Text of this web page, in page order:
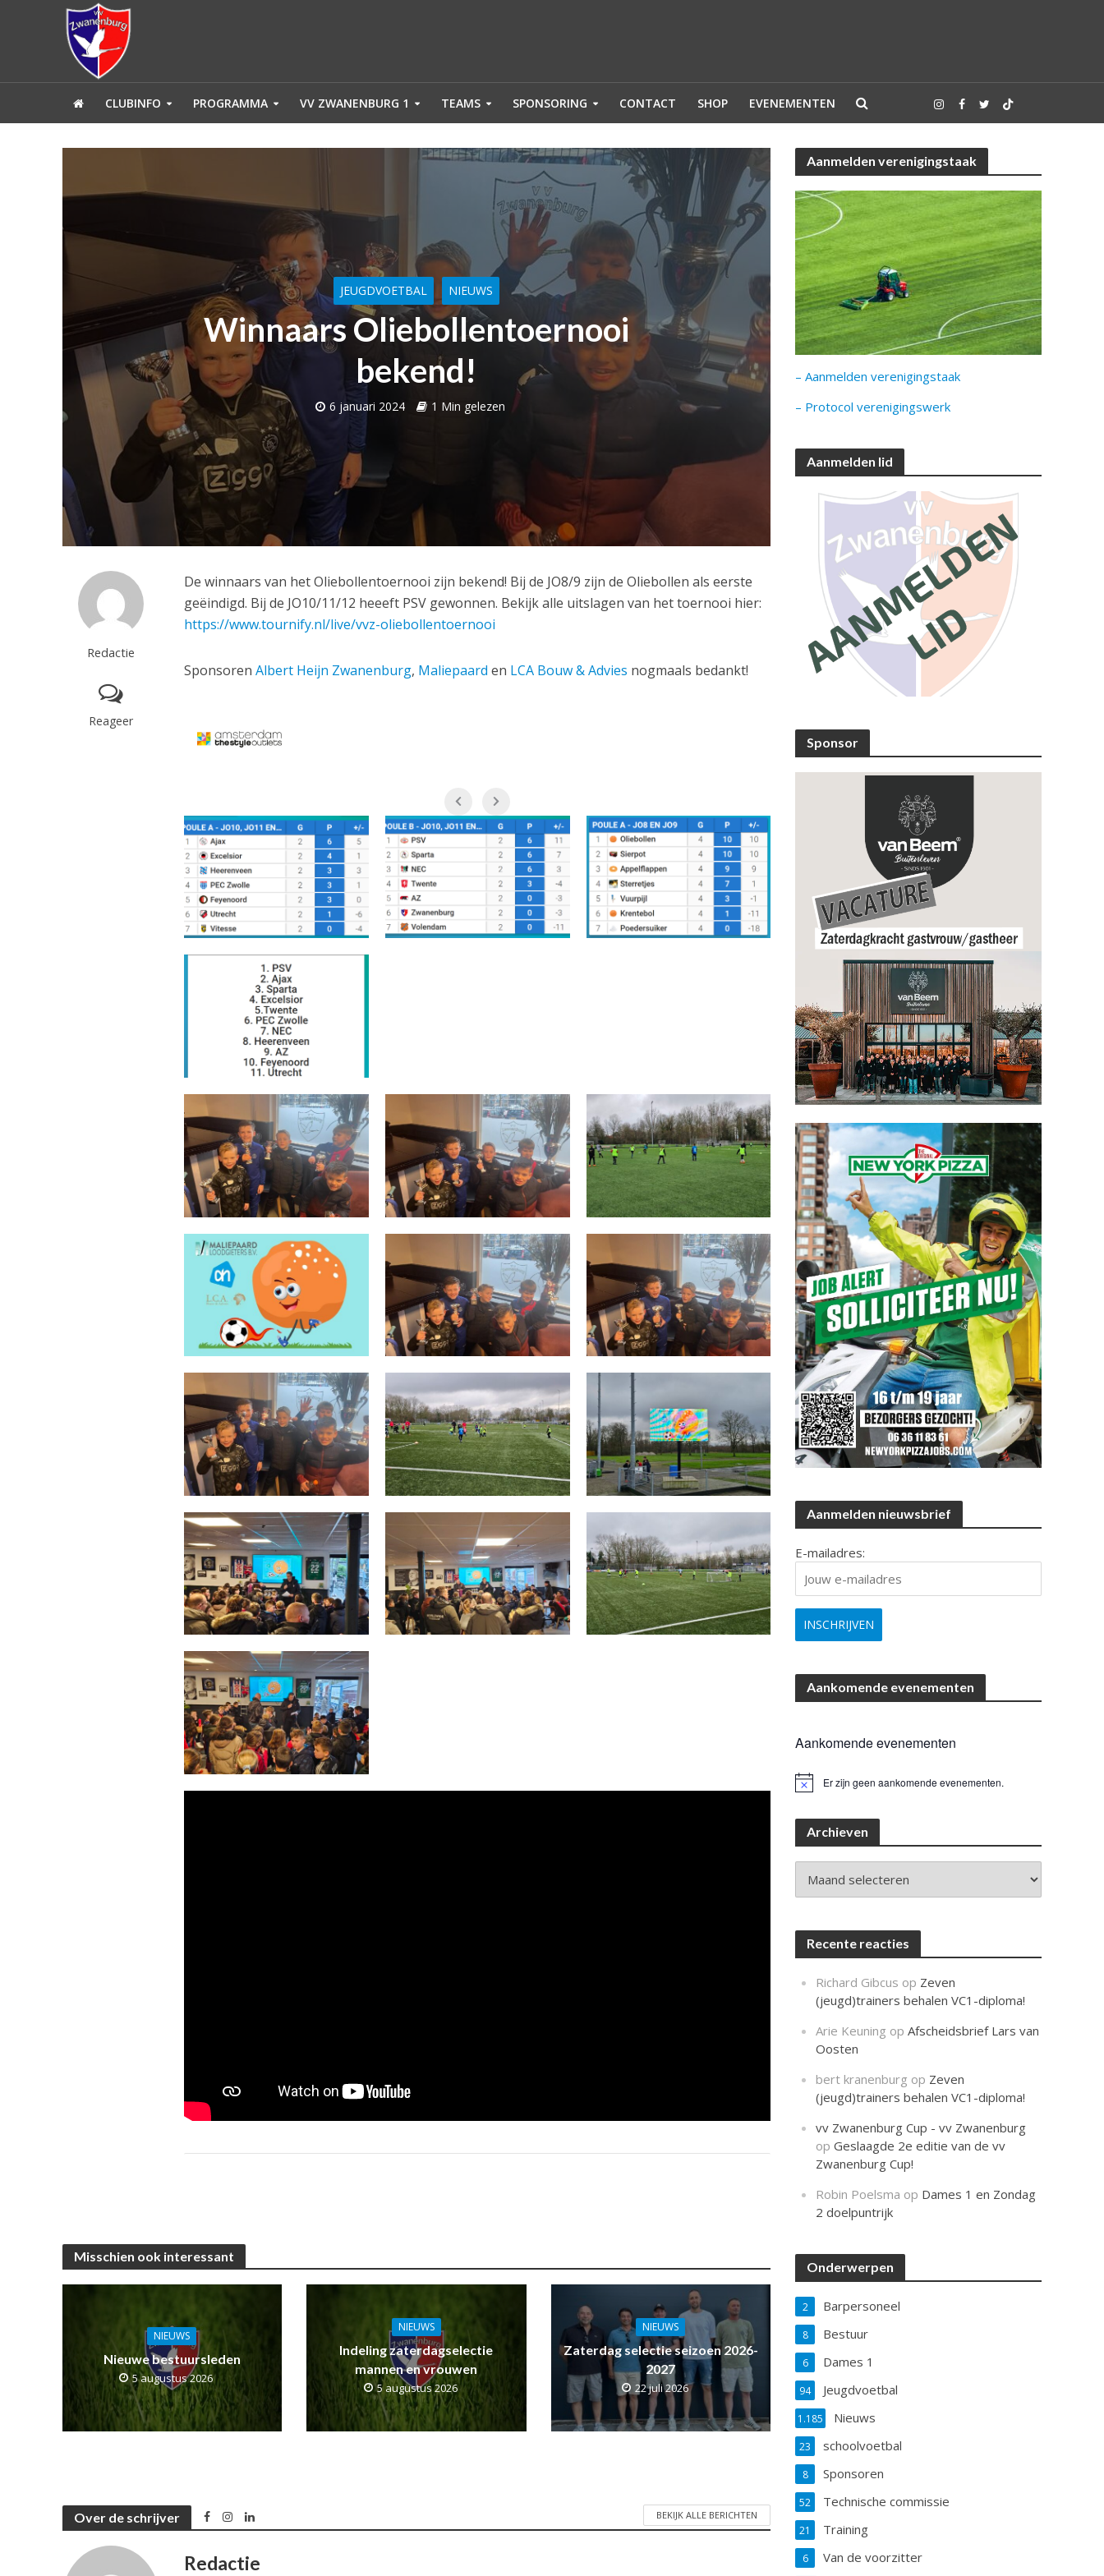
CLUBINFO PROGRAMMA VV ZWANENBURG 1 TEAMS SPONSORING CONTACT SHOP EVENEMENTEN
JEUGDVOETBAL NIEUWS
Winnaars Oliebollentoernooi
bekend!
6 januari 2024 1 Min gelezen
Redactie
Reageer
De winnaars van het Oliebollentoernooi zijn bekend! Bij de JO8/9 zijn de Oliebollen als eerste
geëindigd. Bij de JO10/11/12 heeeft PSV gewonnen. Bekijk alle uitslagen van het toernooi hier:
https://www.tournify.nl/live/vvz-oliebollentoernooi
SponsorenAlbert Heijn Zwanenburg, Maliepaarden LCA Bouw & Advies nogmaals bedankt!
Misschien ook interessant
NIEUWS
Nieuwe bestuursleden
5 augustus 2026
NIEUWS
Indeling zaterdagselectie
mannen en vrouwen
5 augustus 2026
NIEUWS
Zaterdag selectie seizoen 2026-
2027
22 juli 2026
Over de schrijver BEKIJK ALLE BERICHTEN
Redactie
Aanmelden verenigingstaak
– Aanmelden verenigingstaak
– Protocol verenigingswerk
Aanmelden lid
Sponsor
Aanmelden nieuwsbrief
E-mailadres:
Aankomende evenementen
Aankomende evenementen
B
t
Er zijn geen aankomende evenementen.
Archieven
Recente reacties
Richard Gibcus op Zeven
(jeugd)trainers behalen VC1-diploma!
Arie Keuning opAfscheidsbrief Lars van
Oosten
bert kranenburg op Zeven
(jeugd)trainers behalen VC1-diploma!
vv Zwanenburg Cup - vv Zwanenburg
opGeslaagde 2e editie van de vv
Zwanenburg Cup!
Robin Poelsma op Dames 1 en Zondag
2 doelpuntrijk
Onderwerpen
Barpersoneel
2
Bestuur
8
Dames 1
6
Jeugdvoetbal
94
Nieuws
1.185
schoolvoetbal
23
Sponsoren
8
Technische commissie
52
Training
21
Van de voorzitter
6